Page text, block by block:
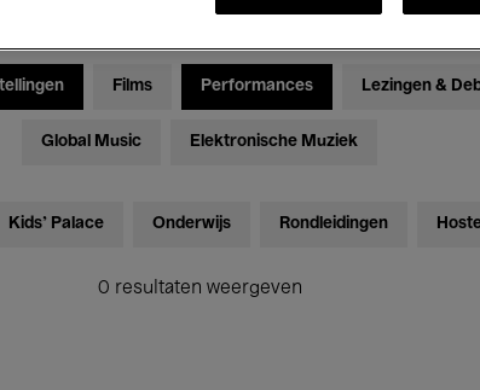
20 - Donderdag 28 Mei 2026
Films Performances Lezingen &
Global Music Elektronische Muziek
Kids’ Palace Onderwijs Rondleidingen
0 resultaten weergeven